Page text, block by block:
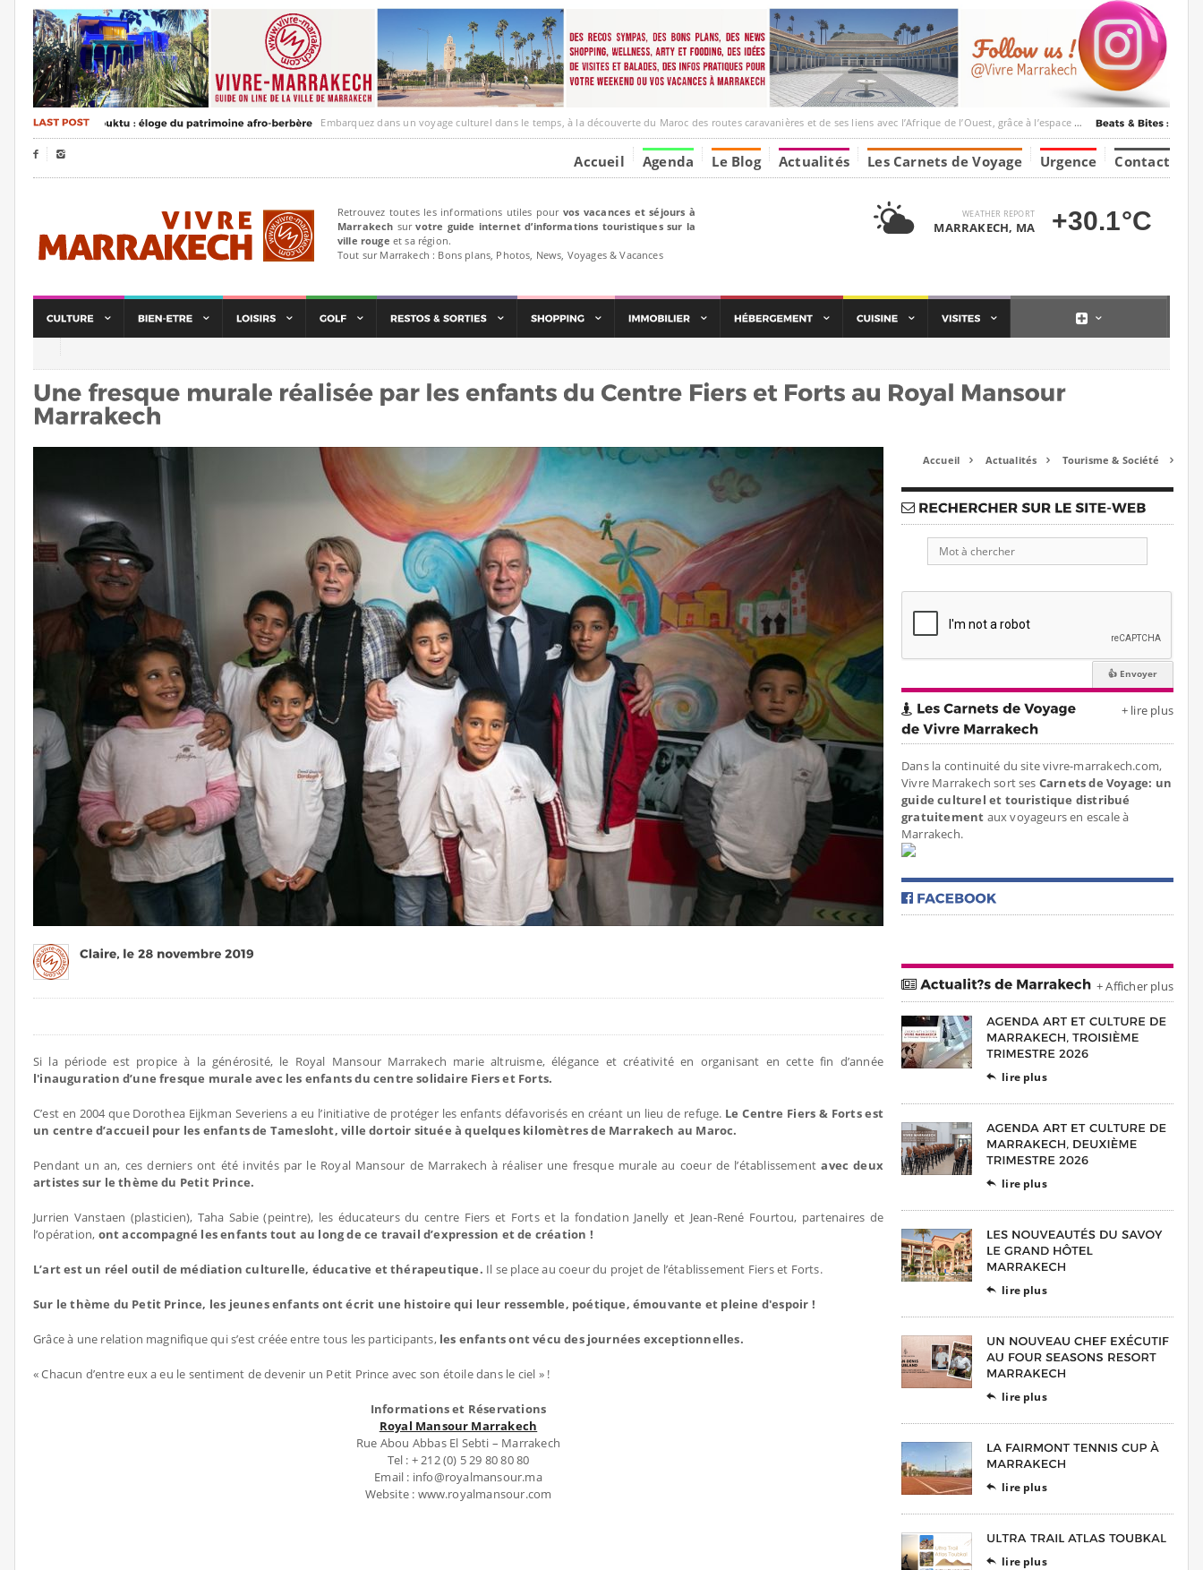
Embarquez dans un voyage culturel dans le temps, à la découverte du Maroc des routes caravanières et de ses liens avec l’Afrique de l’Ouest, grâce à l’espace Marrakesh-Tumbuktu.
  Accueil Agenda Le Blog Actualités Les Carnets de Voyage Urgence Contact
Retrouvez toutes les informations utiles pour vos vacances et séjours à
Marrakech survotre guide internet d’informations touristiques sur la
ville rouge et sa région.
Tout sur Marrakech : Bons plans, Photos, News, Voyages & Vacances
WEATHER REPORT
MARRAKECH, MA +30.1°C
Si la période est propice à la générosité, le Royal Mansour Marrakech marie altruisme, élégance et créativité en organisant en cette fin d’année
l'inauguration d’une fresque murale avec les enfants du centre solidaire Fiers et Forts.
C’est en 2004 que Dorothea Eijkman Severiens a eu l’initiative de protéger les enfants défavorisés en créant un lieu de refuge. Le Centre Fiers & Forts est
un centre d’accueil pour les enfants de Tamesloht, ville dortoir située à quelques kilomètres de Marrakech au Maroc.
Pendant un an, ces derniers ont été invités par le Royal Mansour de Marrakech à réaliser une fresque murale au coeur de l’établissementavec deux
artistes sur le thème du Petit Prince.
Jurrien Vanstaen (plasticien), Taha Sabie (peintre), les éducateurs du centre Fiers et Forts et la fondation Janelly et Jean-René Fourtou, partenaires de
l’opération, ont accompagné les enfants tout au long de ce travail d’expression et de création !
L’art est un réel outil de médiation culturelle, éducative et thérapeutique. Il se place au coeur du projet de l’établissement Fiers et Forts.
Sur le thème du Petit Prince, les jeunes enfants ont écrit une histoire qui leur ressemble, poétique, émouvante et pleine d'espoir !
Grâce à une relation magnifique qui s’est créée entre tous les participants,les enfants ont vécu des journées exceptionnelles.
« Chacun d’entre eux a eu le sentiment de devenir un Petit Prince avec son étoile dans le ciel » !
Informations et Réservations
Royal Mansour Marrakech
Rue Abou Abbas El Sebti – Marrakech
Tel : + 212 (0) 5 29 80 80 80
Email : info@royalmansour.ma
Website : www.royalmansour.com
Accueil  Actualités  Tourisme & Société 
+ lire plus
Dans la continuité du site vivre-marrakech.com,
Vivre Marrakech sort ses Carnets de Voyage: un
guide culturel et touristique distribué
gratuitement aux voyageurs en escale à
Marrakech.
+ Afficher plus
 lire plus
 lire plus
 lire plus
 lire plus
 lire plus
 lire plus